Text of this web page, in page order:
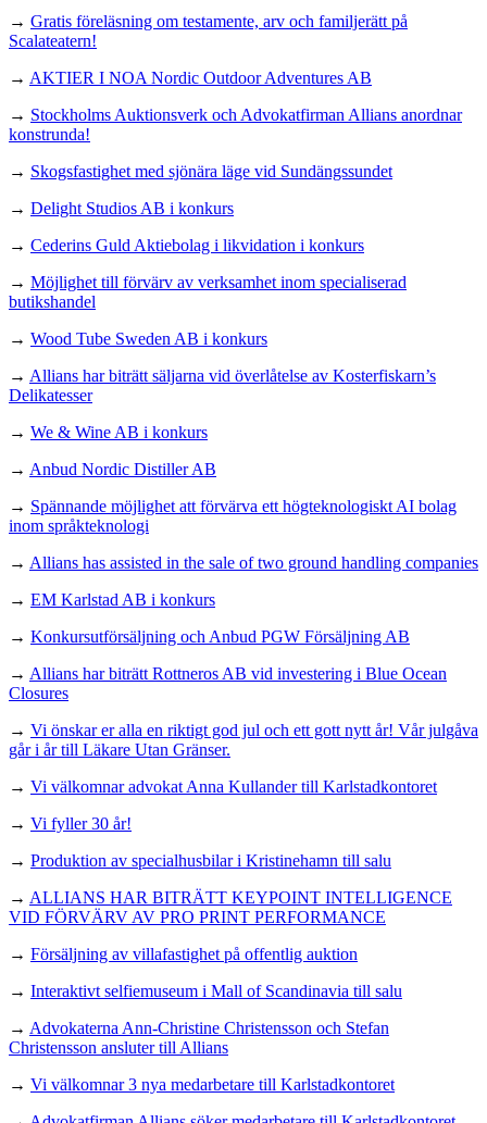
→ Gratis föreläsning om testamente, arv och familjerätt på
Scalateatern!
→ AKTIER I NOA Nordic Outdoor Adventures AB
→ Stockholms Auktionsverk och Advokatfirman Allians anordnar
konstrunda!
→ Skogsfastighet med sjönära läge vid Sundängssundet
→ Delight Studios AB i konkurs
→ Cederins Guld Aktiebolag i likvidation i konkurs
→ Möjlighet till förvärv av verksamhet inom specialiserad
butikshandel
→ Wood Tube Sweden AB i konkurs
→ Allians har biträtt säljarna vid överlåtelse av Kosterfiskarn’s
Delikatesser
→ We & Wine AB i konkurs
→ Anbud Nordic Distiller AB
→ Spännande möjlighet att förvärva ett högteknologiskt AI bolag
inom språkteknologi
→ Allians has assisted in the sale of two ground handling companies
→ EM Karlstad AB i konkurs
→ Konkursutförsäljning och Anbud PGW Försäljning AB
→ Allians har biträtt Rottneros AB vid investering i Blue Ocean
Closures
→ Vi önskar er alla en riktigt god jul och ett gott nytt år! Vår julgåva
går i år till Läkare Utan Gränser.
→ Vi välkomnar advokat Anna Kullander till Karlstadkontoret
→ Vi fyller 30 år!
→ Produktion av specialhusbilar i Kristinehamn till salu
→ ALLIANS HAR BITRÄTT KEYPOINT INTELLIGENCE
VID FÖRVÄRV AV PRO PRINT PERFORMANCE
→ Försäljning av villafastighet på offentlig auktion
→ Interaktivt selfiemuseum i Mall of Scandinavia till salu
→ Advokaterna Ann-Christine Christensson och Stefan
Christensson ansluter till Allians
→ Vi välkomnar 3 nya medarbetare till Karlstadkontoret